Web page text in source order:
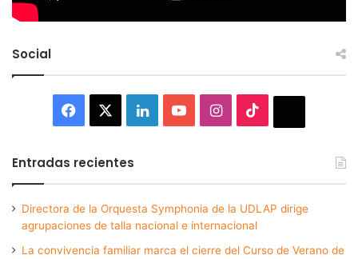
Social
Facebook LinkedInYouTubeInstagram
Entradas recientes
Directora de la Orquesta Symphonia de la UDLAP dirige
agrupaciones de talla nacional e internacional
La convivencia familiar marca el cierre del Curso de Verano de